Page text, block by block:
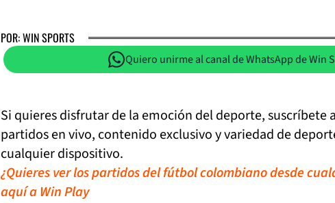
POR: WIN SPORTS
Quiero unirme al canal de WhatsApp de Win
Si quieres disfrutar de la emoción del deporte, suscríbete
partidos en vivo, contenido exclusivo y variedad de
cualquier dispositivo.
¿Quieres ver los partidos del fútbol colombiano desde
aquí a Win Play